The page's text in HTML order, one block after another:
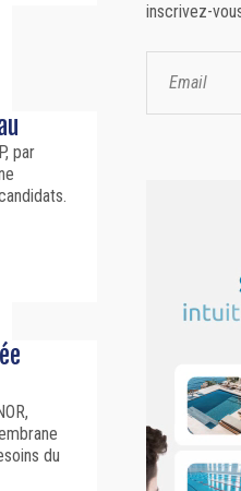
par
du
inscrivez-